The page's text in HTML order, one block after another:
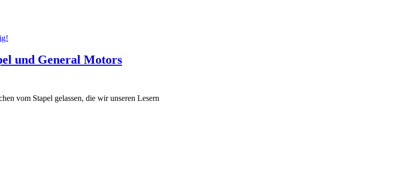
und General Motors
vom Stapel gelassen, die wir unseren Lesern